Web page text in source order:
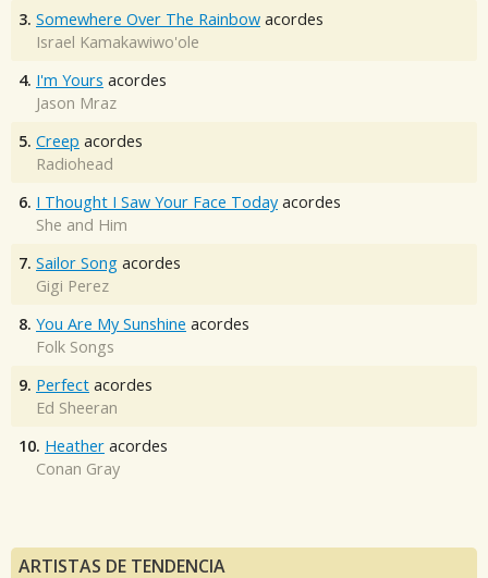
3. Somewhere Over The Rainbow acordes
Israel Kamakawiwo'ole
4. I'm Yours acordes
Jason Mraz
5. Creep acordes
Radiohead
6. I Thought I Saw Your Face Today acordes
She and Him
7. Sailor Song acordes
Gigi Perez
8. You Are My Sunshine acordes
Folk Songs
9. Perfect acordes
Ed Sheeran
10. Heather acordes
Conan Gray
ARTISTAS DE TENDENCIA